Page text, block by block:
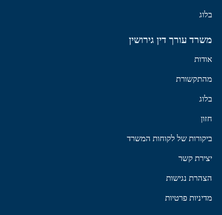
בלוג
משרד עורך דין גירושין
אודות
מהתקשורת
בלוג
חזון
ביקורות של לקוחות המשרד
יצירת קשר
הצהרת נגישות
מדיניות פרטיות